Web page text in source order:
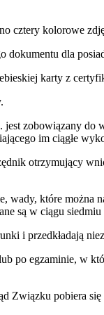
cztery kolorowe
dokumentu dla
karty z
zobowiązany do
im ciągłe
otrzymujący
wady, które
są w ciągu
i przedkładają
po egzaminie, w
Związku pobiera